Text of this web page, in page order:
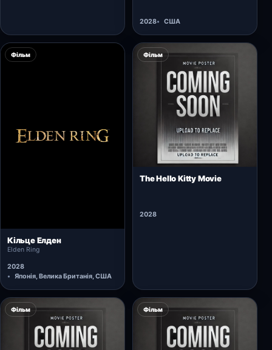
2028 США
Фільм
Відкрити картку →
Кільце Елден
Elden Ring
2028
Японія, Велика Британія, США
Фільм
Відкрити картку →
The Hello Kitty Movie
2028
Фільм Фільм